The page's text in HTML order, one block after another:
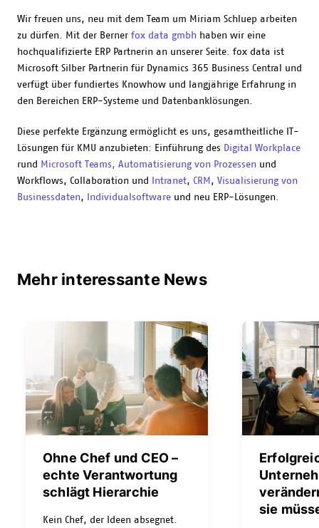
Wir freuen uns, neu mit dem Team um Miriam Schluep arbeiten
zu dürfen. Mit der Berner fox data gmbh haben wir eine
hochqualifizierte ERP Partnerin an unserer Seite. fox data ist
Microsoft Silber Partnerin für Dynamics 365 Business Central und
verfügt über fundiertes Knowhow und langjährige Erfahrung in
den Bereichen ERP-Systeme und Datenbanklösungen.
Diese perfekte Ergänzung ermöglicht es uns, gesamtheitliche IT-
Lösungen für KMU anzubieten: Einführung des Digital Workplace
rund Microsoft Teams, Automatisierung von Prozessen und
Workflows, Collaboration und
Intranet, CRM, Visualisierung von
Businessdaten, Individualsoftware und neu ERP-Lösungen.
Mehr interessante News
Ohne Chef und CEO –
echte Verantwortung
schlägt Hierarchie
Kein Chef, der Ideen absegnet.
sie